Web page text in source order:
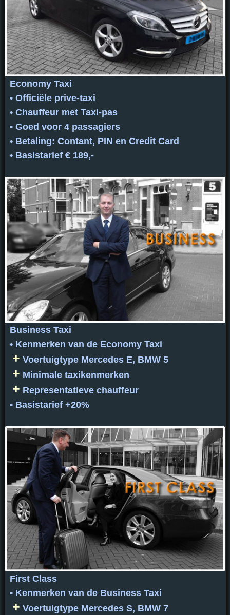
Economy Taxi
• Officiële prive-taxi
• Chauffeur met Taxi-pas
• Goed voor 4 passagiers
• Betaling: Contant, PIN en Credit Card
• Basistarief € 189,-
Business Taxi
• Kenmerken van de Economy Taxi
+ Voertuigtype Mercedes E, BMW 5
+ Minimale taxikenmerken
+ Representatieve chauffeur
• Basistarief +20%
First Class
• Kenmerken van de Business Taxi
+ Voertuigtype Mercedes S, BMW 7